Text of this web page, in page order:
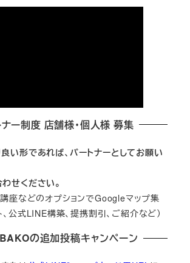
ナー制度 店舗様・個人様 募集
い形であれば、パートナーとしてお願い
せください。
講座などのオプションでGoogleマップ集
公式LINE構築、提携割引、ご紹介など）
の追加投稿キャンペーン